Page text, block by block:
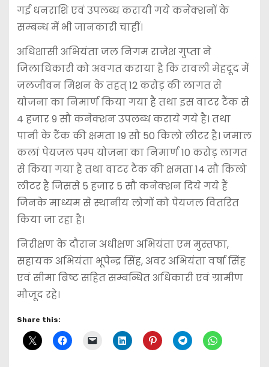
गई धनराशि एवं उपलब्ध करायी गये कनेक्शनों के
सम्बन्ध में भी जानकारी चाहीं।
अधिशासी अभियंता जल निगम राजेश गुप्ता ने
जिलाधिकारी को अवगत कराया है कि रावली मेहदूद में
जलजीवन मिशन के तहत् 12 करोड़ की लागत से
योजना का निमार्ण किया गया है तथा इस वाटर टैंक से
4 हजार 9 सौ कनेक्शन उपलब्ध कराये गये है। तथा
पानी के टैंक की क्षमता 19 सौ 50 किलो लीटर है। जमाल
कलां पेयजल पम्प योजना का निमार्ण 10 करोड़ लागत
से किया गया है तथा वाटर टैंक की क्षमता 14 सौ किलो
लीटर है जिससे 5 हजार 5 सौ कनेक्शन दिये गये हैं
जिनके माध्यम से स्थानीय लोगों को पेयजल वितरित
किया जा रहा है।
निरीक्षण के दौरान अधीक्षण अभियंता एम मुस्तफा,
सहायक अभियंता भूपेन्द्र सिंह, अवर अभियंता वर्षा सिंह
एवं सीमा बिष्ट सहित सम्बन्धित अधिकारी एवं ग्रामीण
मौजूद रहे।
Share this: